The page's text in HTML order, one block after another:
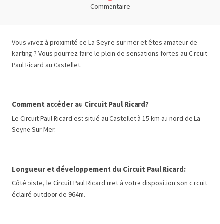
Commentaire
Vous vivez à proximité de La Seyne sur mer et êtes amateur de
karting ? Vous pourrez faire le plein de sensations fortes au Circuit
Paul Ricard au Castellet.
Comment accéder au Circuit Paul Ricard?
Le Circuit Paul Ricard est situé au Castellet à 15 km au nord de La
Seyne Sur Mer.
Longueur et développement du Circuit Paul Ricard:
Côté piste, le Circuit Paul Ricard met à votre disposition son circuit
éclairé outdoor de 964m.